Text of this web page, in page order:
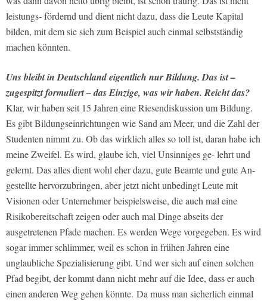
leistungs- fördernd und dient nicht dazu, dass die Leute Kapital
bilden, mit dem sie sich zum Beispiel auch einmal selbstständig
machen könnten.
Uns bleibt in Deutschland eigentlich nur Bildung. Das ist –
zugespitzt formuliert – das Einzige, was wir haben. Reicht das?
Klar, wir haben seit 15 Jahren eine Riesendiskussion um Bildung.
Es gibt Bildungseinrichtungen wie Sand am Meer, und die Zahl der
Studenten nimmt zu. Ob das wirklich alles so toll ist, daran habe ich
meine Zweifel. Es wird, glaube ich, viel Unsinniges ge- lehrt und
gelernt. Das alles dient wohl eher dazu, gute Beamte und gute An-
gestellte hervorzubringen, aber jetzt nicht unbedingt Leute mit
Visionen oder Unternehmer beispielsweise, die auch mal eine
Risikobereitschaft zeigen oder auch mal Dinge abseits der
ausgetretenen Pfade machen. Es werden Wege vorgegeben. Es wird
sogar immer schlimmer, weil es schon in frühen Jahren eine
unglaubliche Spezialisierung gibt. Und wer sich auf einen solchen
Pfad begibt, der kommt dann nicht mehr auf die Idee, dass er auch
einen anderen Weg gehen könnte. Da muss man sicherlich einmal